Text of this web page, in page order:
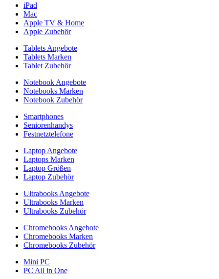
iPad
Mac
Apple TV & Home
Apple Zubehör
Tablets Angebote
Tablets Marken
Tablet Zubehör
Notebook Angebote
Notebooks Marken
Notebook Zubehör
Smartphones
Seniorenhandys
Festnetztelefone
Laptop Angebote
Laptops Marken
Laptop Größen
Laptop Zubehör
Ultrabooks Angebote
Ultrabooks Marken
Ultrabooks Zubehör
Chromebooks Angebote
Chromebooks Marken
Chromebooks Zubehör
Mini PC
PC All in One